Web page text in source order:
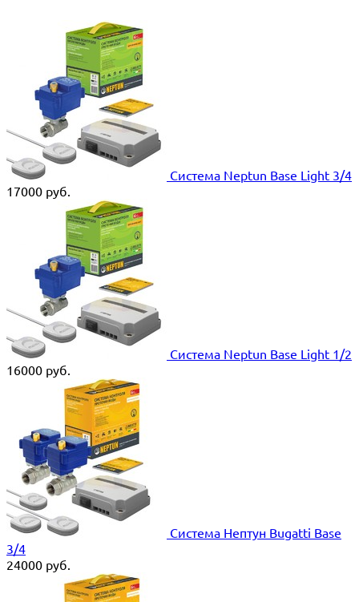
Система Neptun Base Light 3/4
17000 руб.
Система Neptun Base Light 1/2
16000 руб.
Система Нептун Bugatti Base
3/4
24000 руб.